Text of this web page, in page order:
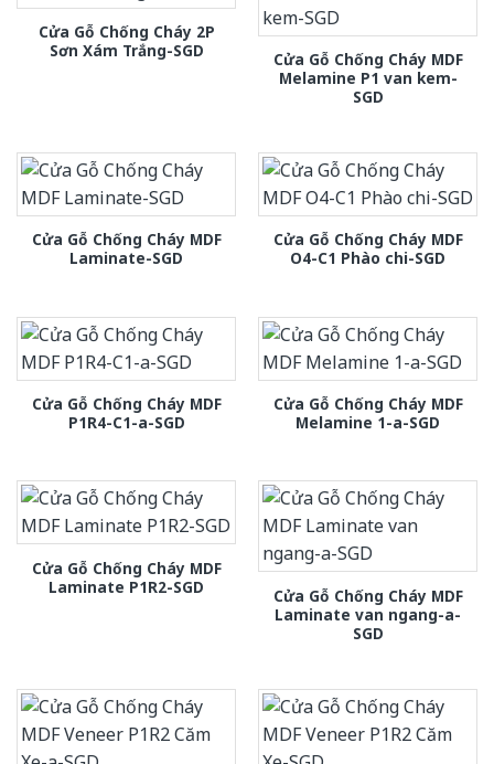
Cửa Gỗ Chống Cháy 2P
Sơn Xám Trắng-SGD
Cửa Gỗ Chống Cháy MDF
Melamine P1 van kem-
SGD
Cửa Gỗ Chống Cháy MDF
Laminate-SGD
Cửa Gỗ Chống Cháy MDF
O4-C1 Phào chi-SGD
Cửa Gỗ Chống Cháy MDF
P1R4-C1-a-SGD
Cửa Gỗ Chống Cháy MDF
Melamine 1-a-SGD
Cửa Gỗ Chống Cháy MDF
Laminate P1R2-SGD
Cửa Gỗ Chống Cháy MDF
Laminate van ngang-a-
SGD